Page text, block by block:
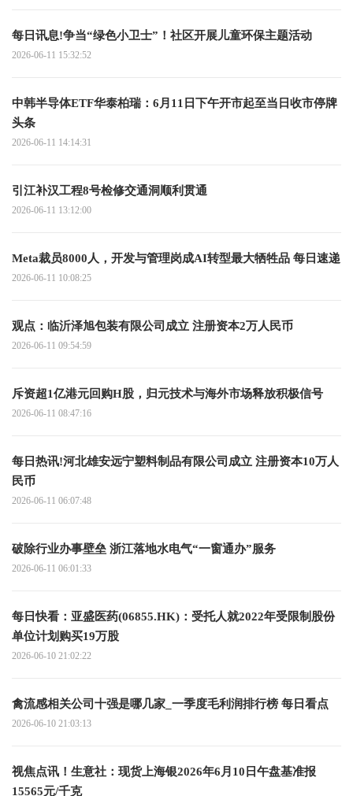
每日讯息!争当“绿色小卫士”！社区开展儿童环保主题活动
2026-06-11 15:32:52
中韩半导体ETF华泰柏瑞：6月11日下午开市起至当日收市停牌
头条
2026-06-11 14:14:31
引江补汉工程8号检修交通洞顺利贯通
2026-06-11 13:12:00
Meta裁员8000人，开发与管理岗成AI转型最大牺牲品 每日速递
2026-06-11 10:08:25
观点：临沂泽旭包装有限公司成立 注册资本2万人民币
2026-06-11 09:54:59
斥资超1亿港元回购H股，归元技术与海外市场释放积极信号
2026-06-11 08:47:16
每日热讯!河北雄安远宁塑料制品有限公司成立 注册资本10万人
民币
2026-06-11 06:07:48
破除行业办事壁垒 浙江落地水电气“一窗通办”服务
2026-06-11 06:01:33
每日快看：亚盛医药(06855.HK)：受托人就2022年受限制股份
单位计划购买19万股
2026-06-10 21:02:22
禽流感相关公司十强是哪几家_一季度毛利润排行榜 每日看点
2026-06-10 21:03:13
视焦点讯！生意社：现货上海银2026年6月10日午盘基准报
15565元/千克